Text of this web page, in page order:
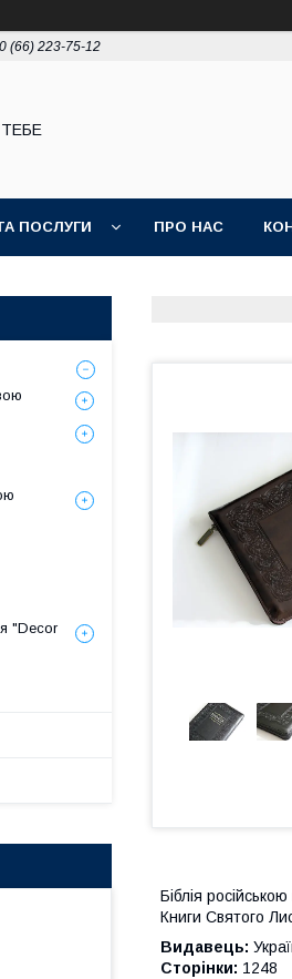
(66) 223-75-12
ТЕБЕ
ПОСЛУГИ ПРО НАС
Біблія
Книги Святого
Видавець:
Сторінки: 1248
"Decor